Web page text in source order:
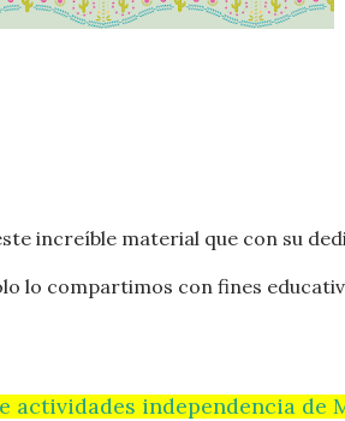
increíble material que con su
lo compartimos con fines
actividades independencia de